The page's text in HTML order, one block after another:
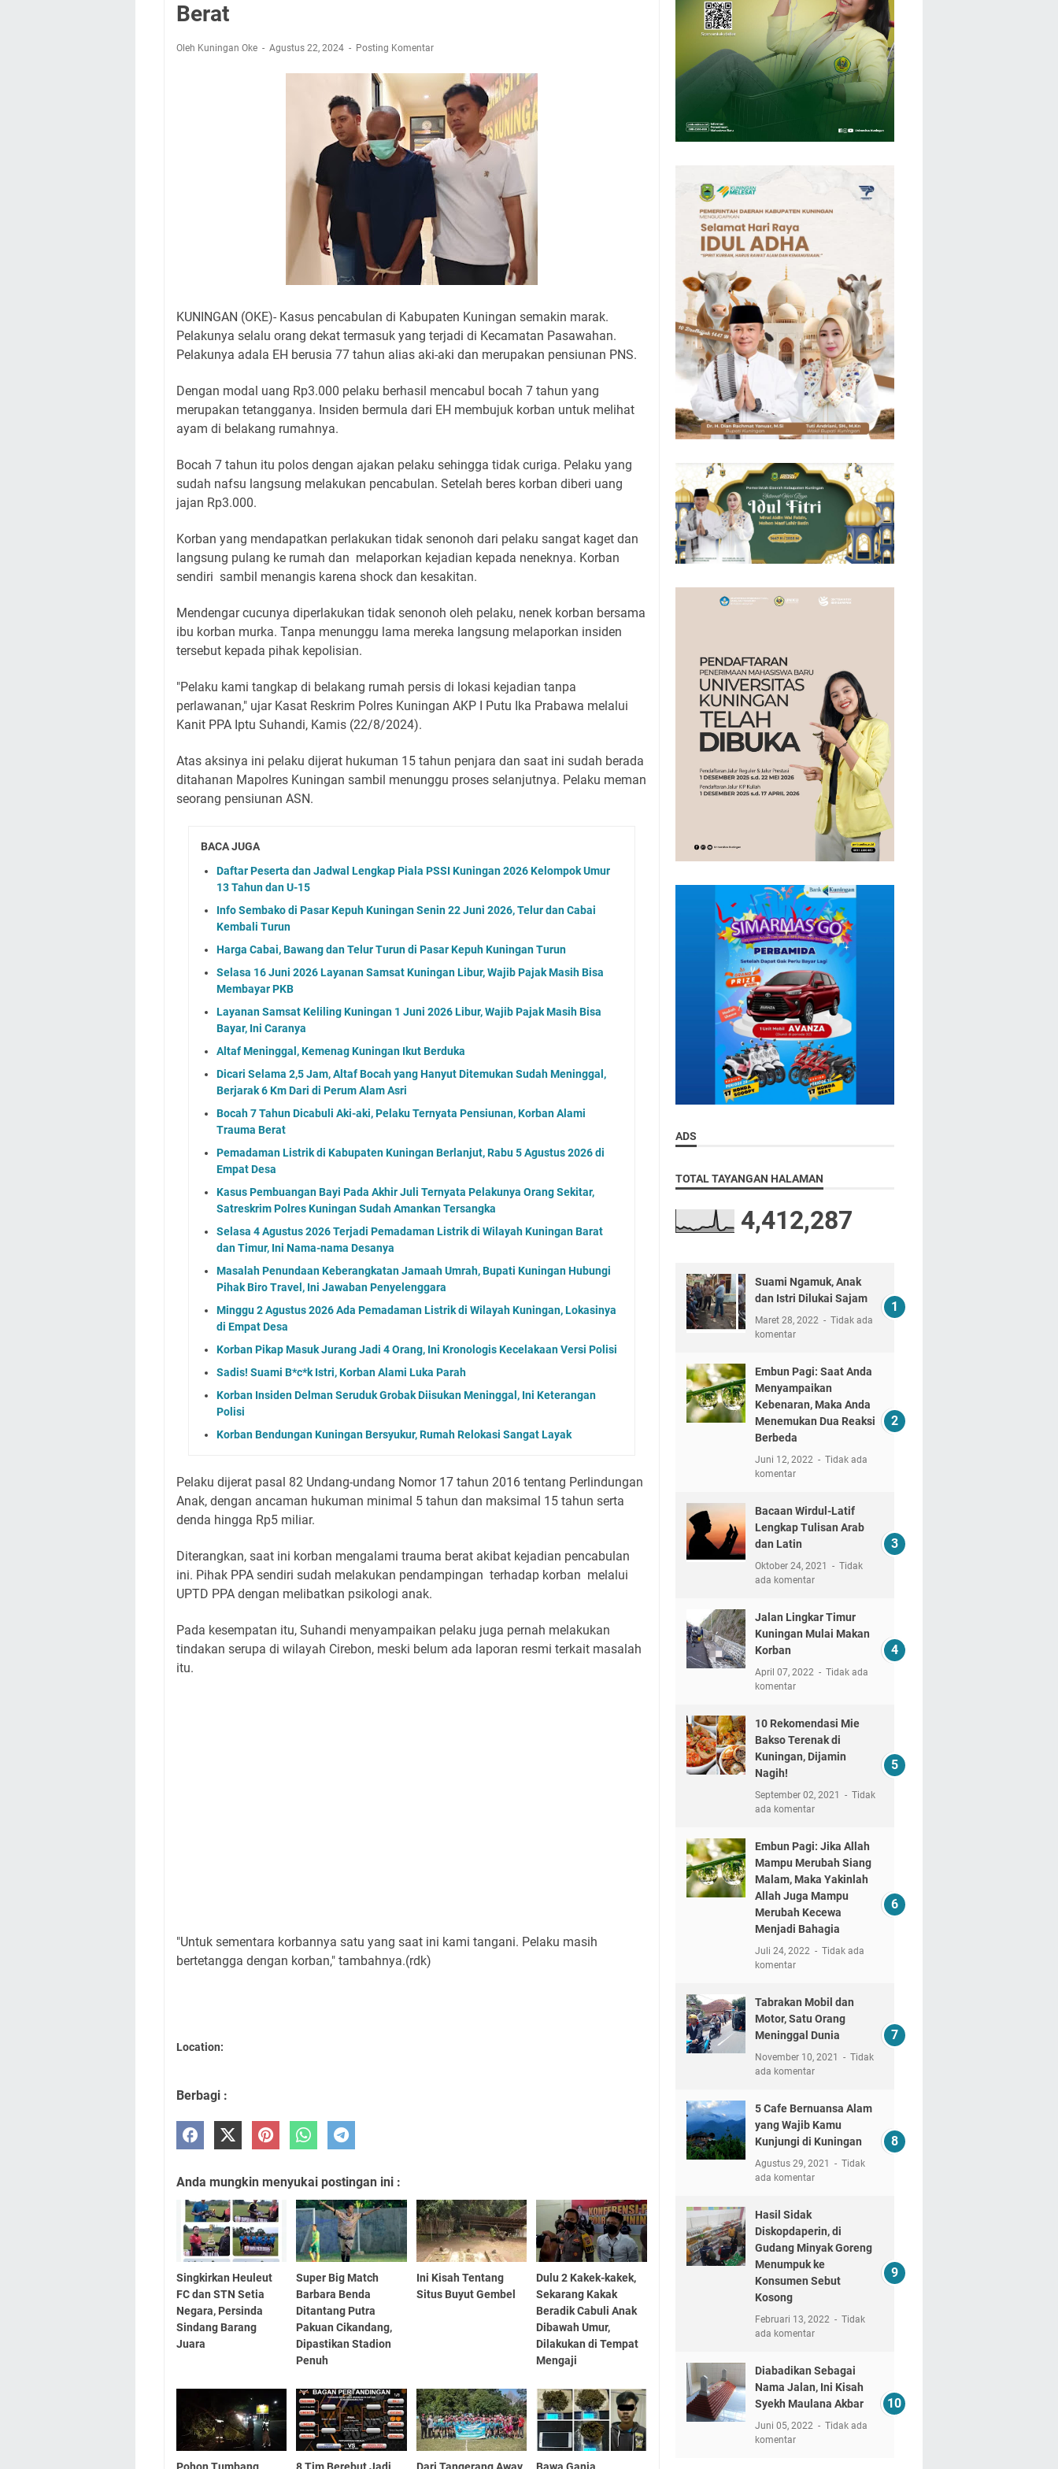
Ini Lokasi Samling Kuningan Rabu 5 Agustus 2026
Uniku Jadi Tuan Rumah Pendampingan Penyusunan Dokumen SPMI
Berat
Oleh Kuningan Oke Agustus 22, 2024 Posting Komentar
KUNINGAN (OKE)- Kasus pencabulan di Kabupaten Kuningan semakin marak.
Pelakunya selalu orang dekat termasuk yang terjadi di Kecamatan Pasawahan.
Pelakunya adala EH berusia 77 tahun alias aki-aki dan merupakan pensiunan PNS.
Dengan modal uang Rp3.000 pelaku berhasil mencabul bocah 7 tahun yang
merupakan tetangganya. Insiden bermula dari EH membujuk korban untuk melihat
ayam di belakang rumahnya.
Bocah 7 tahun itu polos dengan ajakan pelaku sehingga tidak curiga. Pelaku yang
sudah nafsu langsung melakukan pencabulan. Setelah beres korban diberi uang
jajan Rp3.000.
Korban yang mendapatkan perlakukan tidak senonoh dari pelaku sangat kaget dan
langsung pulang ke rumah dan melaporkan kejadian kepada neneknya. Korban
sendiri sambil menangis karena shock dan kesakitan.
Mendengar cucunya diperlakukan tidak senonoh oleh pelaku, nenek korban bersama
ibu korban murka. Tanpa menunggu lama mereka langsung melaporkan insiden
tersebut kepada pihak kepolisian.
"Pelaku kami tangkap di belakang rumah persis di lokasi kejadian tanpa
perlawanan," ujar Kasat Reskrim Polres Kuningan AKP I Putu Ika Prabawa melalui
Kanit PPA Iptu Suhandi, Kamis (22/8/2024).
Atas aksinya ini pelaku dijerat hukuman 15 tahun penjara dan saat ini sudah berada
ditahanan Mapolres Kuningan sambil menunggu proses selanjutnya. Pelaku meman
seorang pensiunan ASN.
BACA JUGA
Daftar Peserta dan Jadwal Lengkap Piala PSSI Kuningan 2026 Kelompok Umur
13 Tahun dan U-15
Info Sembako di Pasar Kepuh Kuningan Senin 22 Juni 2026, Telur dan Cabai
Kembali Turun
Harga Cabai, Bawang dan Telur Turun di Pasar Kepuh Kuningan Turun
Selasa 16 Juni 2026 Layanan Samsat Kuningan Libur, Wajib Pajak Masih Bisa
Membayar PKB
Layanan Samsat Keliling Kuningan 1 Juni 2026 Libur, Wajib Pajak Masih Bisa
Bayar, Ini Caranya
Altaf Meninggal, Kemenag Kuningan Ikut Berduka
Dicari Selama 2,5 Jam, Altaf Bocah yang Hanyut Ditemukan Sudah Meninggal,
Berjarak 6 Km Dari di Perum Alam Asri
Bocah 7 Tahun Dicabuli Aki-aki, Pelaku Ternyata Pensiunan, Korban Alami
Trauma Berat
Pemadaman Listrik di Kabupaten Kuningan Berlanjut, Rabu 5 Agustus 2026 di
Empat Desa
Kasus Pembuangan Bayi Pada Akhir Juli Ternyata Pelakunya Orang Sekitar,
Satreskrim Polres Kuningan Sudah Amankan Tersangka
Selasa 4 Agustus 2026 Terjadi Pemadaman Listrik di Wilayah Kuningan Barat
dan Timur, Ini Nama-nama Desanya
Masalah Penundaan Keberangkatan Jamaah Umrah, Bupati Kuningan Hubungi
Pihak Biro Travel, Ini Jawaban Penyelenggara
Minggu 2 Agustus 2026 Ada Pemadaman Listrik di Wilayah Kuningan, Lokasinya
di Empat Desa
Korban Pikap Masuk Jurang Jadi 4 Orang, Ini Kronologis Kecelakaan Versi Polisi
Sadis! Suami B*c*k Istri, Korban Alami Luka Parah
Korban Insiden Delman Seruduk Grobak Diisukan Meninggal, Ini Keterangan
Polisi
Korban Bendungan Kuningan Bersyukur, Rumah Relokasi Sangat Layak
Pelaku dijerat pasal 82 Undang-undang Nomor 17 tahun 2016 tentang Perlindungan
Anak, dengan ancaman hukuman minimal 5 tahun dan maksimal 15 tahun serta
denda hingga Rp5 miliar.
Diterangkan, saat ini korban mengalami trauma berat akibat kejadian pencabulan
ini. Pihak PPA sendiri sudah melakukan pendampingan terhadap korban melalui
UPTD PPA dengan melibatkan psikologi anak.
Pada kesempatan itu, Suhandi menyampaikan pelaku juga pernah melakukan
tindakan serupa di wilayah Cirebon, meski belum ada laporan resmi terkait masalah
itu.
"Untuk sementara korbannya satu yang saat ini kami tangani. Pelaku masih
bertetangga dengan korban," tambahnya.(rdk)
Location:
Berbagi :
Anda mungkin menyukai postingan ini :
Singkirkan Heuleut
FC dan STN Setia
Negara, Persinda
Sindang Barang
Juara
Super Big Match
Barbara Benda
Ditantang Putra
Pakuan Cikandang,
Dipastikan Stadion
Penuh
Ini Kisah Tentang
Situs Buyut Gembel
Dulu 2 Kakek-kakek,
Sekarang Kakak
Beradik Cabuli Anak
Dibawah Umur,
Dilakukan di Tempat
Mengaji
ADS
TOTAL TAYANGAN HALAMAN
4,412,287
Suami Ngamuk, Anak
dan Istri Dilukai Sajam
Maret 28, 2022
Tidak ada
komentar
Embun Pagi: Saat Anda
Menyampaikan
Kebenaran, Maka Anda
Menemukan Dua Reaksi
Berbeda
Juni 12, 2022
Tidak ada
komentar
Bacaan Wirdul-Latif
Lengkap Tulisan Arab
dan Latin
Oktober 24, 2021
Tidak
ada komentar
Jalan Lingkar Timur
Kuningan Mulai Makan
Korban
April 07, 2022
Tidak ada
komentar
10 Rekomendasi Mie
Bakso Terenak di
Kuningan, Dijamin
Nagih!
September 02, 2021
Tidak
ada komentar
Embun Pagi: Jika Allah
Mampu Merubah Siang
Malam, Maka Yakinlah
Allah Juga Mampu
Merubah Kecewa
Menjadi Bahagia
Juli 24, 2022
Tidak ada
komentar
Tabrakan Mobil dan
Motor, Satu Orang
Meninggal Dunia
November 10, 2021
Tidak
ada komentar
5 Cafe Bernuansa Alam
yang Wajib Kamu
Kunjungi di Kuningan
Agustus 29, 2021
Tidak
ada komentar
Hasil Sidak
Diskopdaperin, di
Gudang Minyak Goreng
Menumpuk ke
Konsumen Sebut
Kosong
Februari 13, 2022
Tidak
ada komentar
Diabadikan Sebagai
Nama Jalan, Ini Kisah
Syekh Maulana Akbar
Juni 05, 2022
Tidak ada
komentar